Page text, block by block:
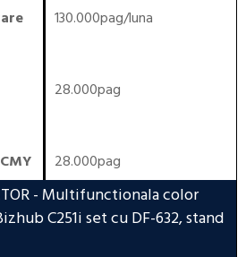
130.000pag/luna
28.000pag
28.000pag
- Multifunctionala color
C251i set cu DF-632, stand